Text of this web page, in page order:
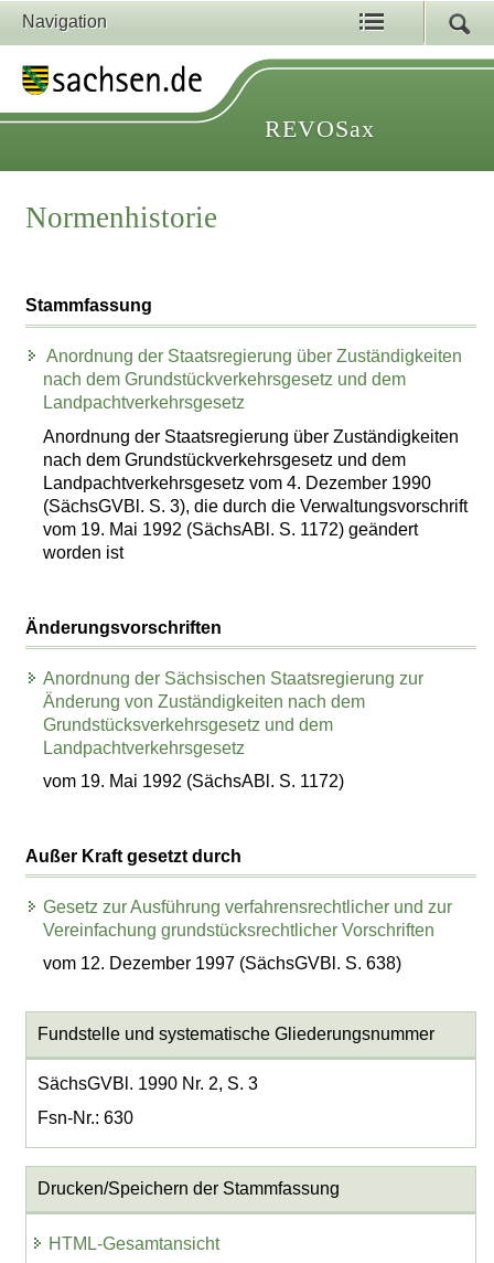
Navigation
REVOSax
Normenhistorie
Stammfassung
Anordnung der Staatsregierung über Zuständigkeiten
nach dem Grundstückverkehrsgesetz und dem
Landpachtverkehrsgesetz
Anordnung der Staatsregierung über Zuständigkeiten
nach dem Grundstückverkehrsgesetz und dem
Landpachtverkehrsgesetz vom 4. Dezember 1990
(SächsGVBl. S. 3), die durch die Verwaltungsvorschrift
vom 19. Mai 1992 (SächsABl. S. 1172) geändert
worden ist
Änderungsvorschriften
Anordnung der Sächsischen Staatsregierung zur
Änderung von Zuständigkeiten nach dem
Grundstücksverkehrsgesetz und dem
Landpachtverkehrsgesetz
vom 19. Mai 1992 (SächsABl. S. 1172)
Außer Kraft gesetzt durch
Gesetz zur Ausführung verfahrensrechtlicher und zur
Vereinfachung grundstücksrechtlicher Vorschriften
vom 12. Dezember 1997 (SächsGVBl. S. 638)
Fundstelle und systematische Gliederungsnummer
SächsGVBl. 1990 Nr. 2, S. 3
Fsn-Nr.: 630
Drucken/Speichern der Stammfassung
HTML-Gesamtansicht